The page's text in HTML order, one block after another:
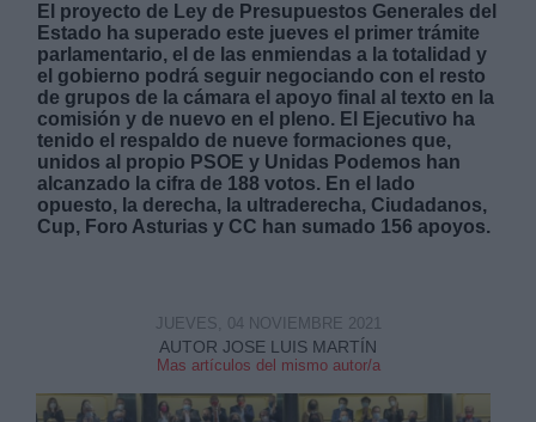
El proyecto de Ley de Presupuestos Generales del
Estado ha superado este jueves el primer trámite
parlamentario, el de las enmiendas a la totalidad y
el gobierno podrá seguir negociando con el resto
de grupos de la cámara el apoyo final al texto en la
comisión y de nuevo en el pleno. El Ejecutivo ha
tenido el respaldo de nueve formaciones que,
unidos al propio PSOE y Unidas Podemos han
alcanzado la cifra de 188 votos. En el lado
opuesto, la derecha, la ultraderecha, Ciudadanos,
Cup, Foro Asturias y CC han sumado 156 apoyos.
AUTOR JOSE LUIS MARTÍN
Mas artículos del mismo autor/a
JUEVES, 04 NOVIEMBRE 2021
Derechos: